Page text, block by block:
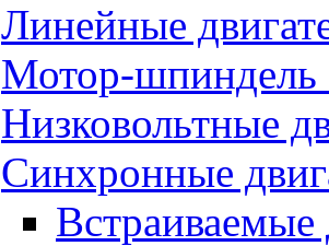
Линейные
Мотор-шпиндель
Низковольтные
Синхронные
Встраиваемые